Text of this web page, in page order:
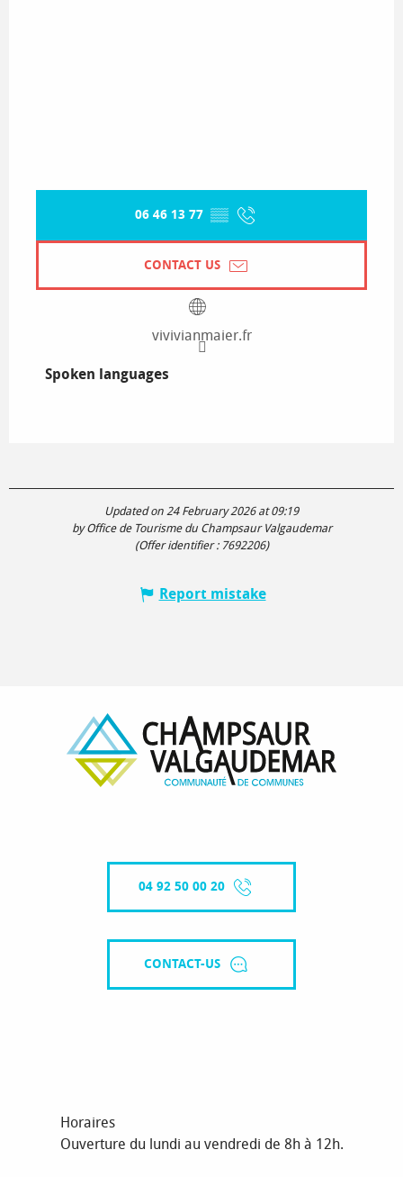
06 46 13 77 ▒▒
CONTACT US
vivivianmaier.fr
Spoken languages
Spoken languages
Updated on 24 February 2026 at 09:19
by Office de Tourisme du Champsaur Valgaudemar
(Offer identifier : 7692206)
Report mistake
04 92 50 00 20
CONTACT-US
Horaires
Ouverture du lundi au vendredi de 8h à 12h.